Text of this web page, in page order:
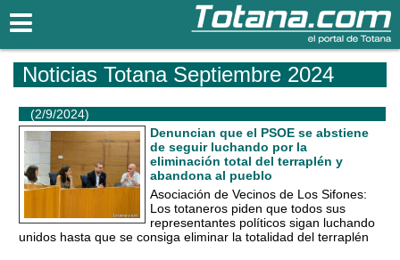
Noticias Totana Septiembre 2024
(2/9/2024)
Denuncian que el PSOE se abstiene
de seguir luchando por la
eliminación total del terraplén y
abandona al pueblo
Asociación de Vecinos de Los Sifones:
Los totaneros piden que todos sus
representantes políticos sigan luchando
unidos hasta que se consiga eliminar la totalidad del terraplén